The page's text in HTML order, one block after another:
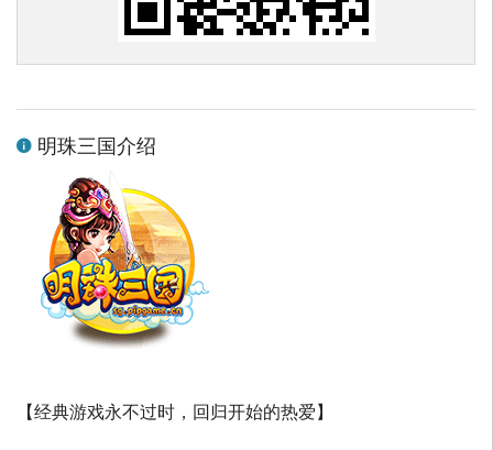
明珠三国介绍
【经典游戏永不过时，回归开始的热爱】